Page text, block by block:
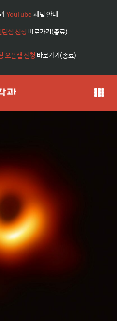
YouTube 채널 안내
십 신청 바로가기(종료)
오픈랩 신청 바로가기(종료)